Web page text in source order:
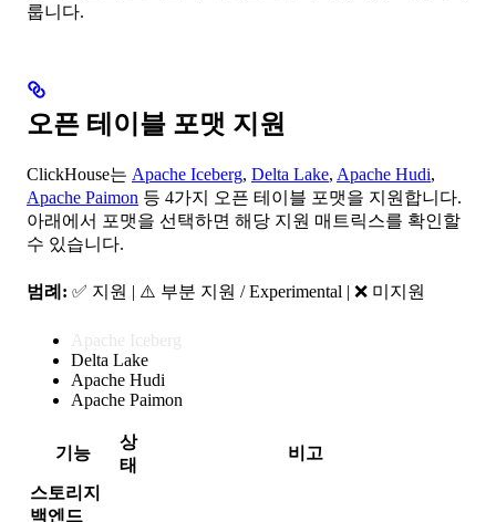
룹니다.
오픈 테이블 포맷 지원
ClickHouse는 Apache Iceberg, Delta Lake, Apache Hudi,
Apache Paimon 등 4가지 오픈 테이블 포맷을 지원합니다.
아래에서 포맷을 선택하면 해당 지원 매트릭스를 확인할
수 있습니다.
범례: ✅ 지원 | ⚠️ 부분 지원 / Experimental | ❌ 미지원
Apache Iceberg
Delta Lake
Apache Hudi
Apache Paimon
기능
상
태
비고
스토리지
백엔드